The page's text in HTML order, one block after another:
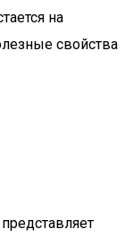
на
свойства